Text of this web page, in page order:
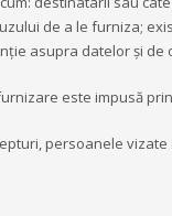
de a le furniza;
asupra datelor și
este impusă
persoanele